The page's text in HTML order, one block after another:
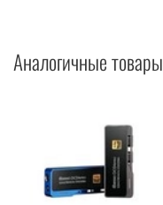
Аналогичные товары